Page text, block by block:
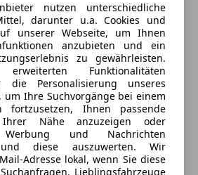
nutzen unterschiedliche
darunter u.a. Cookies und
unserer Webseite, um Ihnen
anzubieten und ein
zu gewährleisten.
Funktionalitäten
die Personalisierung unseres
um Ihre Suchvorgänge bei einem
fortzusetzen, Ihnen passende
Nähe anzuzeigen oder
Werbung und Nachrichten
und diese auszuwerten. Wir
Adresse lokal, wenn Sie diese
Lieblingsfahrzeuge